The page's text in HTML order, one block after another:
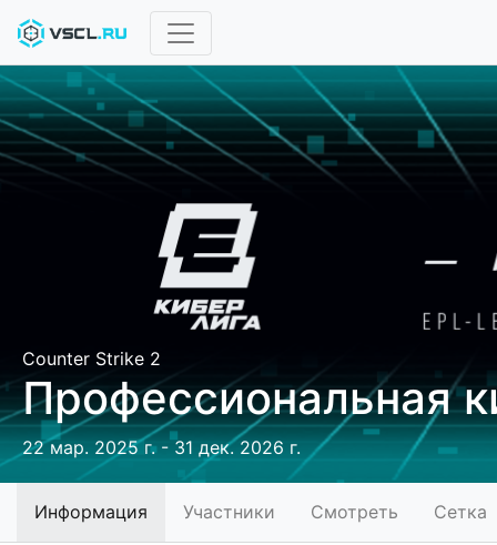
Counter Strike 2
Профессиональная
22 мар. 2025 г. - 31 дек. 2026 г.
Информация Участники Смотреть Сетка